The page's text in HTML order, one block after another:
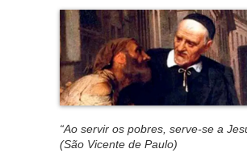
“Ao servir os pobres, serve-se a
(São Vicente de Paulo)